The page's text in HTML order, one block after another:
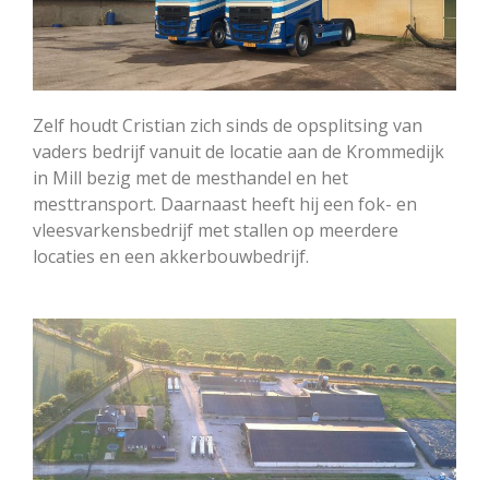
Zelf houdt Cristian zich sinds de opsplitsing van
vaders bedrijf vanuit de locatie aan de Krommedijk
in Mill bezig met de mesthandel en het
mesttransport. Daarnaast heeft hij een fok- en
vleesvarkensbedrijf met stallen op meerdere
locaties en een akkerbouwbedrijf.